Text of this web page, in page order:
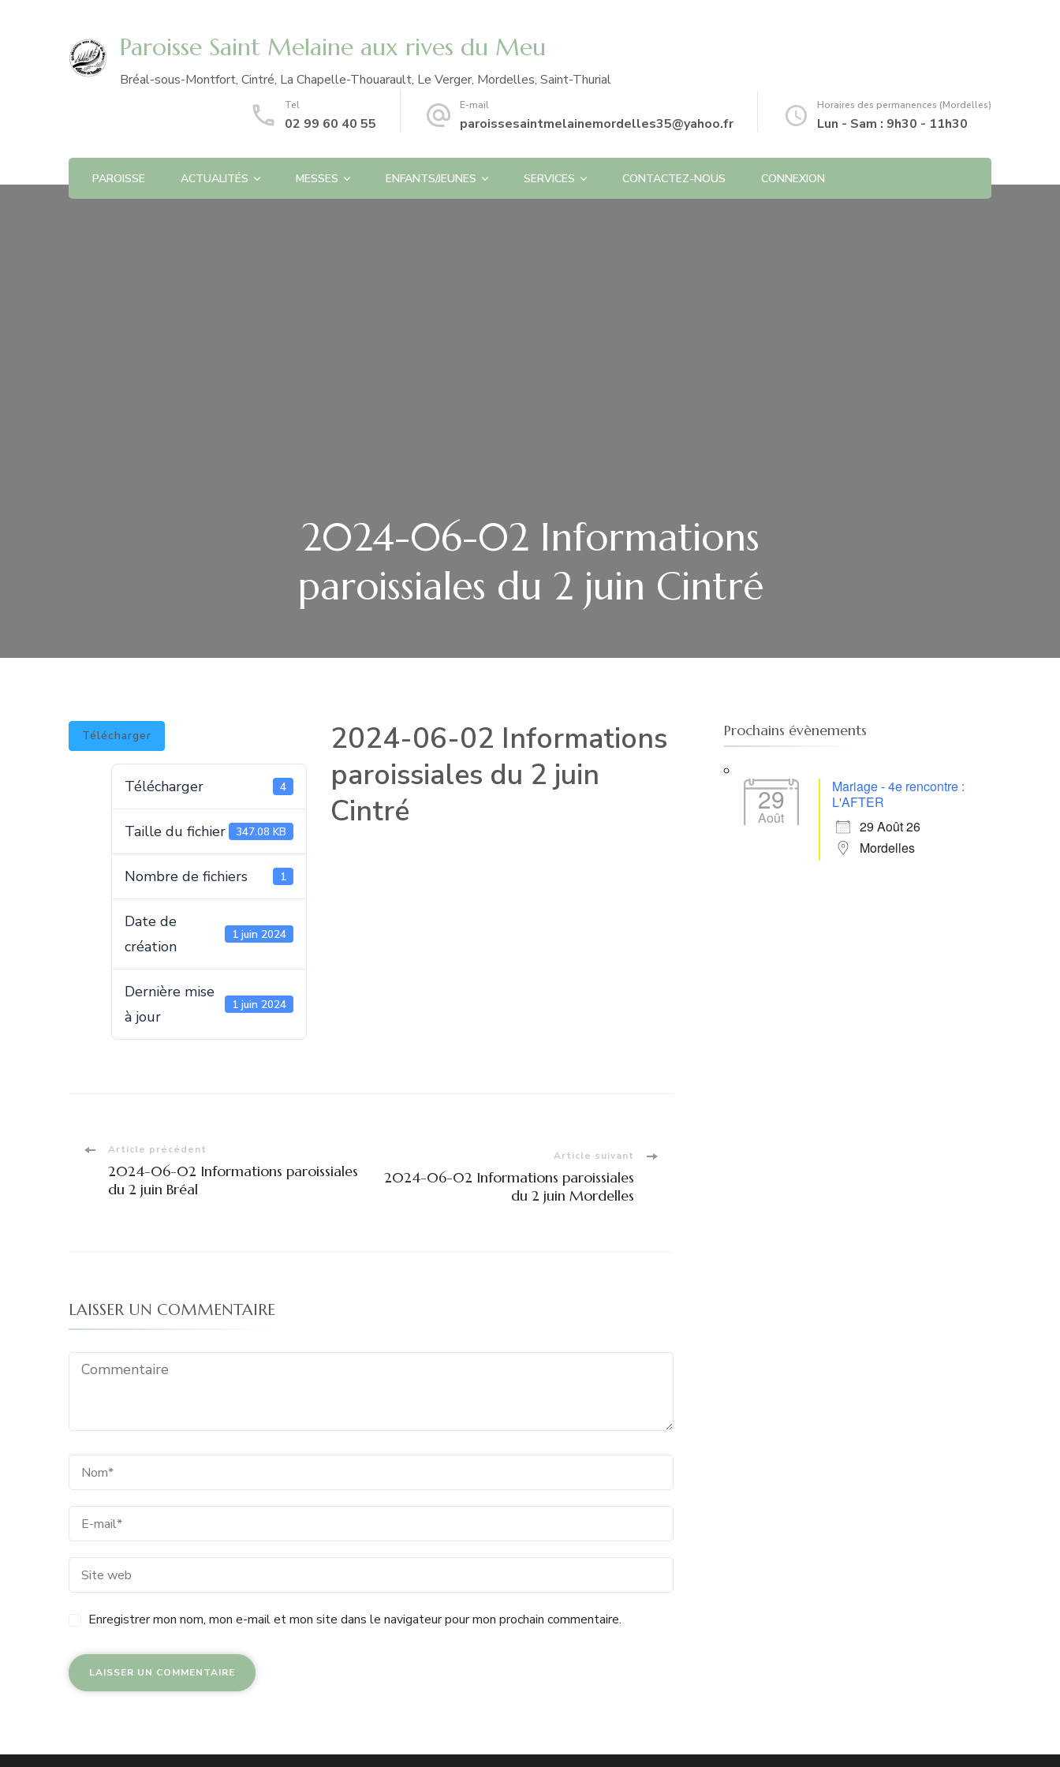
Paroisse Saint Melaine aux rives du Meu
Bréal-sous-Montfort, Cintré, La Chapelle-Thouarault, Le Verger, Mordelles, Saint-Thurial
Tel
02 99 60 40 55
E-mail
paroissesaintmelainemordelles35@yahoo.fr
Horaires des permanences (Mordelles)
Lun - Sam : 9h30 - 11h30
PAROISSE ACTUALITÉS MESSES ENFANTS/JEUNES SERVICES CONTACTEZ-NOUS CONNEXION
2024-06-02 Informations
paroissiales du 2 juin Cintré
Télécharger
Télécharger 4
Taille du fichier 347.08 KB
Nombre de fichiers 1
Date de
création
1 juin 2024
Dernière mise
à jour
1 juin 2024
2024-06-02 Informations
paroissiales du 2 juin
Cintré
Navigation
d'article
Article précédent
2024-06-02 Informations paroissiales
du 2 juin Bréal
Article suivant
2024-06-02 Informations paroissiales
du 2 juin Mordelles
LAISSER UN COMMENTAIRE
Enregistrer mon nom, mon e-mail et mon site dans le navigateur pour mon prochain commentaire.
Prochains évènements
29
Août
Mariage - 4e rencontre :
L'AFTER
29 Août 26
Mordelles